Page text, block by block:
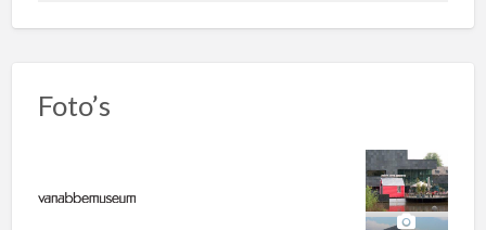
Foto’s